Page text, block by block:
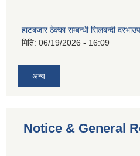
हाटबजार ठेक्का सम्बन्धी सिलबन्दी
मिति: 06/19/2026 - 16:09
अन्य
Notice & General